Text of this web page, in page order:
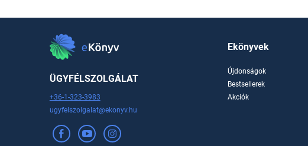
ÜGYFÉLSZOLGÁLAT
+36-1-323-3983
ugyfelszolgalat@ekonyv.hu
Ekönyvek
Újdonságok
Bestsellerek
Akciók